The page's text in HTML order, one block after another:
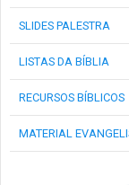
SLIDES PALESTRA
LISTAS DA BÍBLIA
RECURSOS BÍBLICOS
MATERIAL